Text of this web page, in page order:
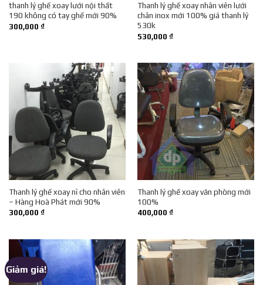
thanh lý ghế xoay lưới nội thất
190 không có tay ghế mới 90%
300,000 ₫
Thanh lý ghế xoay nhân viên lưới
chân inox mới 100% giá thanh lý
530k
530,000 ₫
Thanh lý ghế xoay nỉ cho nhân viên
– Hàng Hoà Phát mới 90%
300,000 ₫
Thanh lý ghế xoay văn phòng mới
100%
400,000 ₫
Giảm giá!